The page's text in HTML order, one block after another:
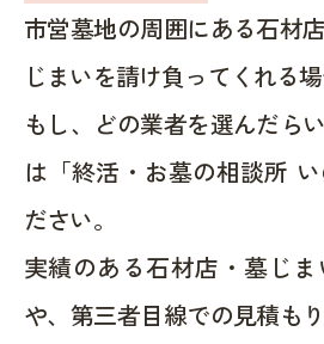
市営墓地の周囲にある石材
じまいを請け負ってくれる
もし、どの業者を選んだら
は「終活・お墓の相談所
ださい。
実績のある石材店・墓じ
や、第三者目線での見積も